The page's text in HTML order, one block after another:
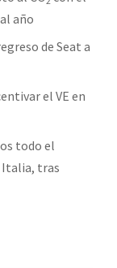
año
de Seat a
el VE en
todo el
Italia, tras